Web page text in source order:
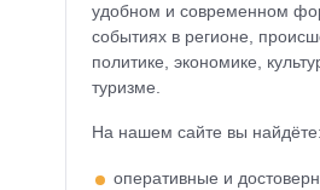
удобном и современном
событиях в регионе,
политике, экономике,
туризме.
На нашем сайте вы найдёте:
оперативные и